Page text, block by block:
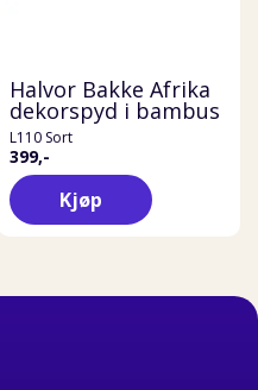
Halvor Bakke Afrika
dekorspyd i bambus
L110 Sort
399,-
Kjøp